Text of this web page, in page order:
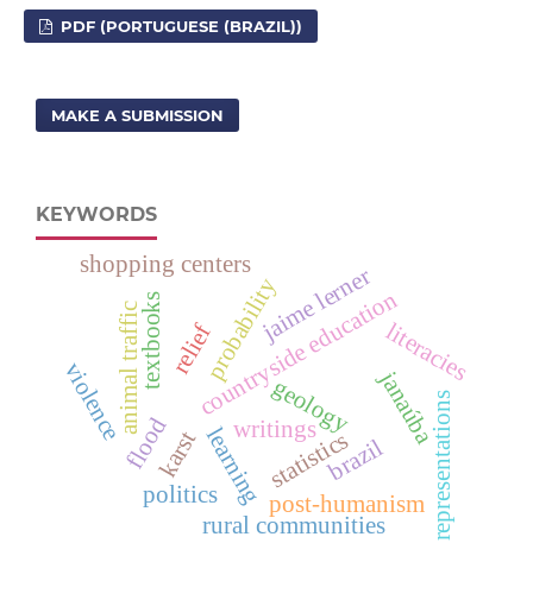
PDF (PORTUGUESE (BRAZIL))
MAKE A SUBMISSION
KEYWORDS
geology janaúba
karst
flood
relief
writings
countryside education
learning
literacies
statistics
probability
textbooks jaime lerner
politics representations
shopping centers
animal traffic
post-humanism
brazil
rural communities
violence